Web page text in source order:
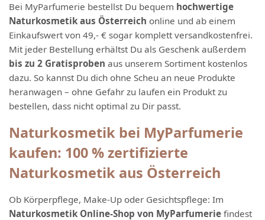
Bei MyParfumerie bestellst Du bequem hochwertige
Naturkosmetik aus Österreich online und ab einem
Einkaufswert von 49,- € sogar komplett versandkostenfrei.
Mit jeder Bestellung erhältst Du als Geschenk außerdem
bis zu 2 Gratisproben aus unserem Sortiment kostenlos
dazu. So kannst Du dich ohne Scheu an neue Produkte
heranwagen – ohne Gefahr zu laufen ein Produkt zu
bestellen, dass nicht optimal zu Dir passt.
Naturkosmetik bei MyParfumerie
kaufen: 100 % zertifizierte
Naturkosmetik aus Österreich
Ob Körperpflege, Make-Up oder Gesichtspflege: Im
Naturkosmetik Online-Shop von MyParfumerie findest